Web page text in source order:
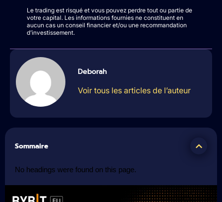
Le trading est risqué et vous pouvez perdre tout ou partie de
votre capital. Les informations fournies ne constituent en
aucun cas un conseil financier et/ou une recommandation
d’investissement.
Deborah
Voir tous les articles de l’auteur
Sommaire
No headings were found on this page.